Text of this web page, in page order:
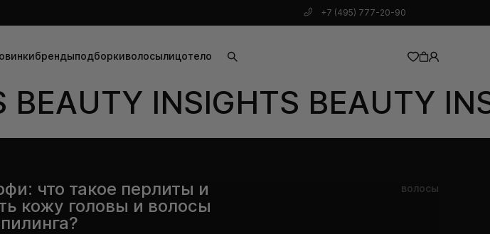
+7 (495) 777-20-90
брендыподборкиволосылицотело
добавлен в корзину
INSIGHTS BEAUTY
что такое перлиты и
кожу головы и волосы
волосы